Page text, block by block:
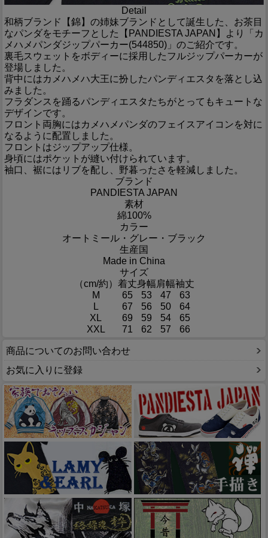
Detail
和柄ブランド【錦】の姉妹ブランドとして誕生した、お茶目
なパンダをモチーフとした【PANDIESTA JAPAN】より「カ
メハメパンダジップパーカー(544850)」のご紹介です。
裏毛スウェットをボディーに採用したフルジップパーカーが
登場しました。
背中にはカメハメハ大王に扮したパンディエスタを落とし込
みました。
フラダンスを踊るパンディエスタたちがとってもキュートな
デザインです。
フロント両胸にはカメハメパンダのフェイスアイコンを対に
なるように配置しました。
フロントはジップアップ仕様。
身頃にはポケットが縫い付けられています。
袖口、裾にはリブを配し、野暮ったさを軽減しました。
ブランド
PANDIESTA JAPAN
素材
綿100%
カラー
オートミール・グレー・ブラック
生産国
Made in China
サイズ
（cm/約） 着丈身幅肩幅袖丈
M
65 53 47
63
L
67 56 50
64
XL
69 59 54
65
XXL
71 62 57 66
商品についてのお問い合わせ
お気に入りに登録